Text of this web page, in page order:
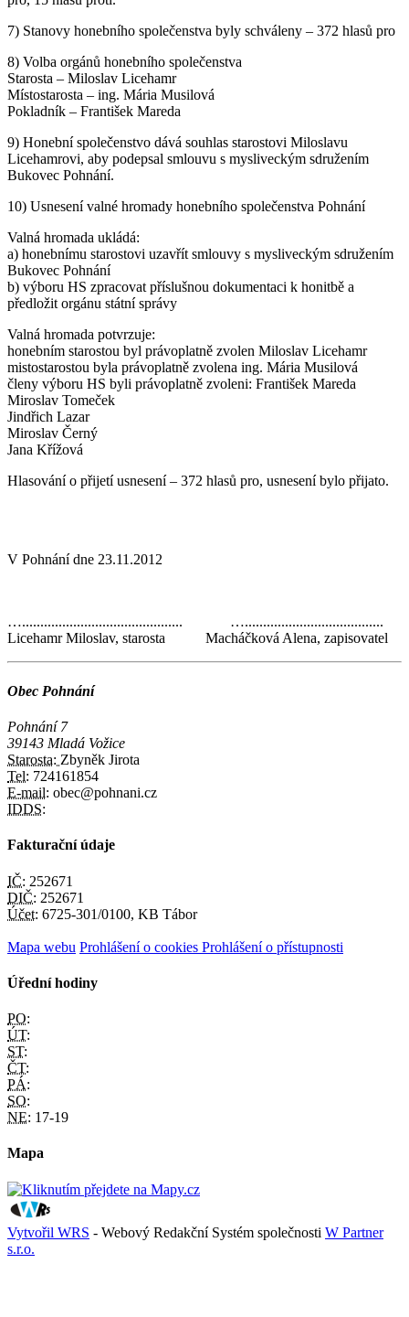
7) Stanovy honebního společenstva byly schváleny – 372 hlasů pro
8) Volba orgánů honebního společenstva
Starosta – Miloslav Licehamr
Místostarosta – ing. Mária Musilová
Pokladník – František Mareda
9) Honební společenstvo dává souhlas starostovi Miloslavu
Licehamrovi, aby podepsal smlouvu s mysliveckým sdružením
Bukovec Pohnání.
10) Usnesení valné hromady honebního společenstva Pohnání
Valná hromada ukládá:
a) honebnímu starostovi uzavřít smlouvy s mysliveckým sdružením
Bukovec Pohnání
b) výboru HS zpracovat příslušnou dokumentaci k honitbě a
předložit orgánu státní správy
Valná hromada potvrzuje:
honebním starostou byl právoplatně zvolen Miloslav Licehamr
mistostarostou byla právoplatně zvolena ing. Mária Musilová
členy výboru HS byli právoplatně zvoleni: František Mareda
Miroslav Tomeček
Jindřich Lazar
Miroslav Černý
Jana Křížová
Hlasování o přijetí usnesení – 372 hlasů pro, usnesení bylo přijato.
V Pohnání dne 23.11.2012
…............................................ …......................................
Licehamr Miloslav, starosta Macháčková Alena, zapisovatel
Obec Pohnání
Pohnání 7
39143 Mladá Vožice
Starosta: Zbyněk Jirota
Tel: 724161854
E-mail: obec@pohnani.cz
IDDS:
Fakturační údaje
IČ: 252671
DIČ: 252671
Účet: 6725-301/0100, KB Tábor
Mapa webu Prohlášení o cookies Prohlášení o přístupnosti
Úřední hodiny
PO:
ÚT:
ST:
ČT:
PÁ:
SO:
NE: 17-19
Mapa
Vytvořil WRS - Webový Redakční Systém společnosti W Partner
s.r.o.